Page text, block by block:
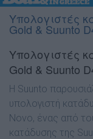
Yπολογιστές
Gold & Suunto
Yπολογιστές
Gold & Suunto
Η Suunto
υπολογιστή
Novo, ένας από
κατάδυσης της